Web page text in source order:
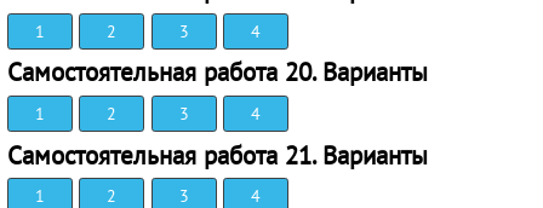
1 2 3 4
Самостоятельная работа 20. Варианты
1 2 3 4
Самостоятельная работа 21. Варианты
1 2 3 4